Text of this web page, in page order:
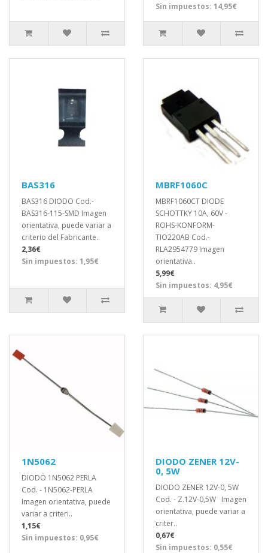
Sin impuestos: 14,95€
BAS316
BAS316 DIODO Cod.-
BAS316-115-SMD Imagen
orientativa, puede variar a
criterio del Fabricante..
2,36€
Sin impuestos: 1,95€
MBRF1060C
MBRF1060CT DIODE
SCHOTTKY 10A, 60V -
ROHS-KONFORM-
TIO220AB Cod.-
RLA2954779 Imagen
orientativa..
5,99€
Sin impuestos: 4,95€
1N5062
DIODO 1N5062 PERLA
Cod. - 1N5062-PERLA
Imagen orientativa, puede
variar a criteri..
1,15€
Sin impuestos: 0,95€
DIODO ZENER 12V-
0, 5W
DIODO ZENER 12V-0, 5W
Cod. - Z.12V-0,5W Imagen
orientativa, puede variar a
criter..
0,67€
Sin impuestos: 0,55€